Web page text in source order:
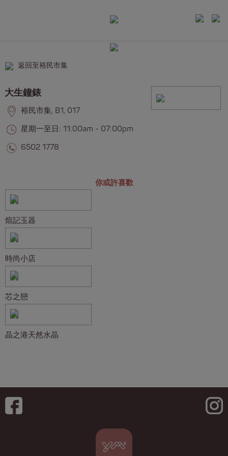
返回至裕民市集
大生鐘錶
裕民市集, B1, 017
星期一至日: 11:00am - 07:00pm
6502 1778
你或許喜歡
煊記玉器
時尚小店
芯之戀
晶之港天然水晶